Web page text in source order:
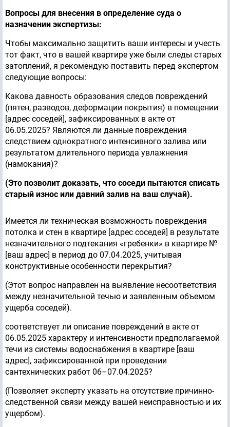
Вопросы для внесения в определение суда о
назначении экспертизы:
Чтобы максимально защитить ваши интересы и учесть
тот факт, что в вашей квартире уже были следы старых
затоплений, я рекомендую поставить перед экспертом
следующие вопросы:
Какова давность образования следов повреждений
(пятен, разводов, деформации покрытия) в помещении
[адрес соседей], зафиксированных в акте от
06.05.2025? Являются ли данные повреждения
следствием однократного интенсивного залива или
результатом длительного периода увлажнения
(намокания)?
(Это позволит доказать, что соседи пытаются списать
старый износ или давний залив на ваш случай).
Имеется ли техническая возможность повреждения
потолка и стен в квартире [адрес соседей] в результате
незначительного подтекания «гребенки» в квартире №
[ваш адрес] в период до 07.04.2025, учитывая
конструктивные особенности перекрытия?
(Этот вопрос направлен на выявление несоответствия
между незначительной течью и заявленным объемом
ущерба соседей).
соответствует ли описание повреждений в акте от
06.05.2025 характеру и интенсивности предполагаемой
течи из системы водоснабжения в квартире [ваш
адрес], зафиксированной при проведении
сантехнических работ 06–07.04.2025?
(Позволяет эксперту указать на отсутствие причинно-
следственной связи между вашей неисправностью и их
ущербом).